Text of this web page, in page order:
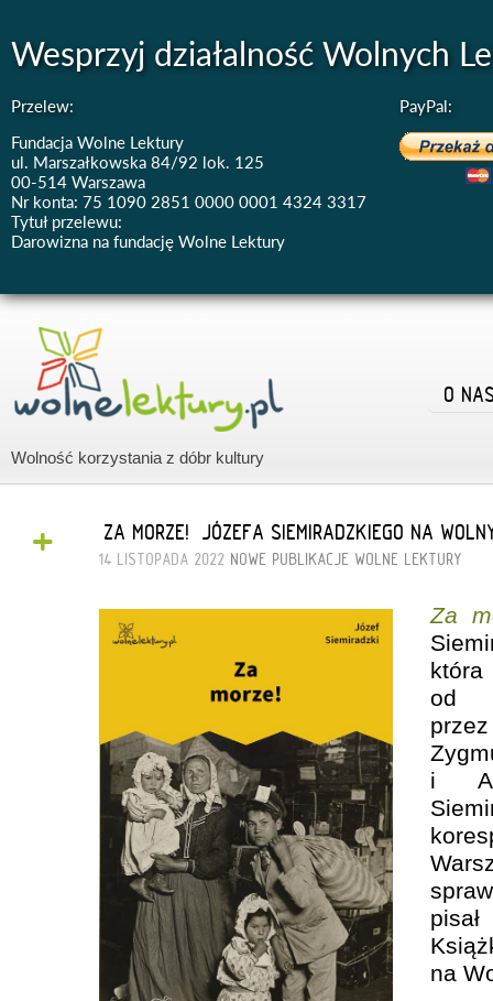
Wesprzyj działalność Wolnych
Przelew:
Fundacja Wolne Lektury
ul. Marszałkowska 84/92 lok. 125
00-514 Warszawa
Nr konta: 75 1090 2851 0000 0001 4324 3317
Tytuł przelewu:
Darowizna na fundację Wolne Lektury
PayPal:
Wolność korzystania z dóbr kultury
O
+ „ZA MORZE!” JÓZEFA SIEMIRADZKIEGO NA
14 LISTOPADA 2022 NOWE PUBLIKACJE WOLNE LEKTURY
Za
od
i
na